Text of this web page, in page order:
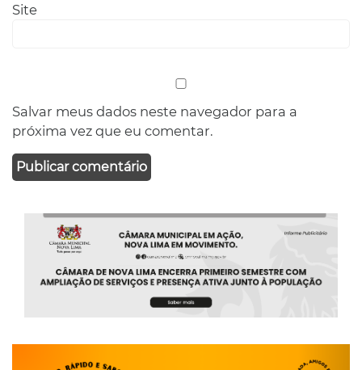
Site
Salvar meus dados neste navegador para a
próxima vez que eu comentar.